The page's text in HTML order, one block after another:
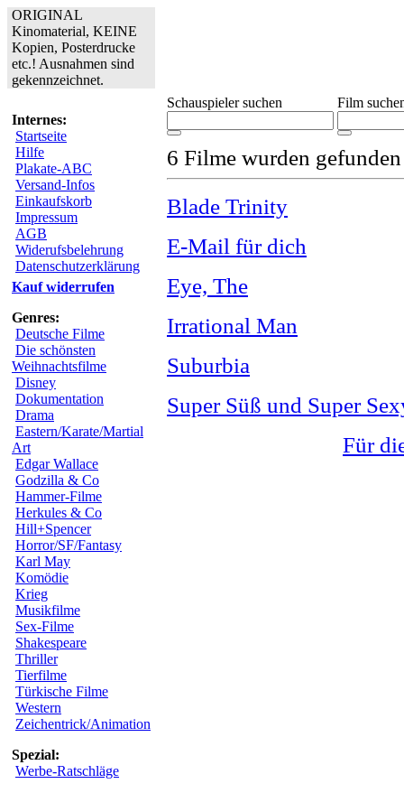
ORIGINAL
Kinomaterial, KEINE
Kopien, Posterdrucke
etc.! Ausnahmen sind
gekennzeichnet.
Internes:
Startseite
Hilfe
Plakate-ABC
Versand-Infos
Einkaufskorb
Impressum
AGB
Widerufsbelehrung
Datenschutzerklärung
Kauf widerrufen
Genres:
Deutsche Filme
Die schönsten
Weihnachtsfilme
Disney
Dokumentation
Drama
Eastern/Karate/Martial
Art
Edgar Wallace
Godzilla & Co
Hammer-Filme
Herkules & Co
Hill+Spencer
Horror/SF/Fantasy
Karl May
Komödie
Krieg
Musikfilme
Sex-Filme
Shakespeare
Thriller
Tierfilme
Türkische Filme
Western
Zeichentrick/Animation
Spezial:
Werbe-Ratschläge
Schauspieler suchen Film
6 Filme wurden
Blade Trinity
E-Mail für dich
Eye, The
Irrational Man
Suburbia
Super Süß und Super
Für